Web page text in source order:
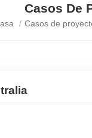
Casos De
/ Casos de